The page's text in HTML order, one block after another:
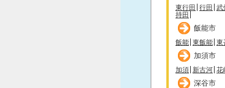
東行田 行田 武
持田
飯能市
飯能 東飯能 東
加須市
加須 新古河 花
深谷市